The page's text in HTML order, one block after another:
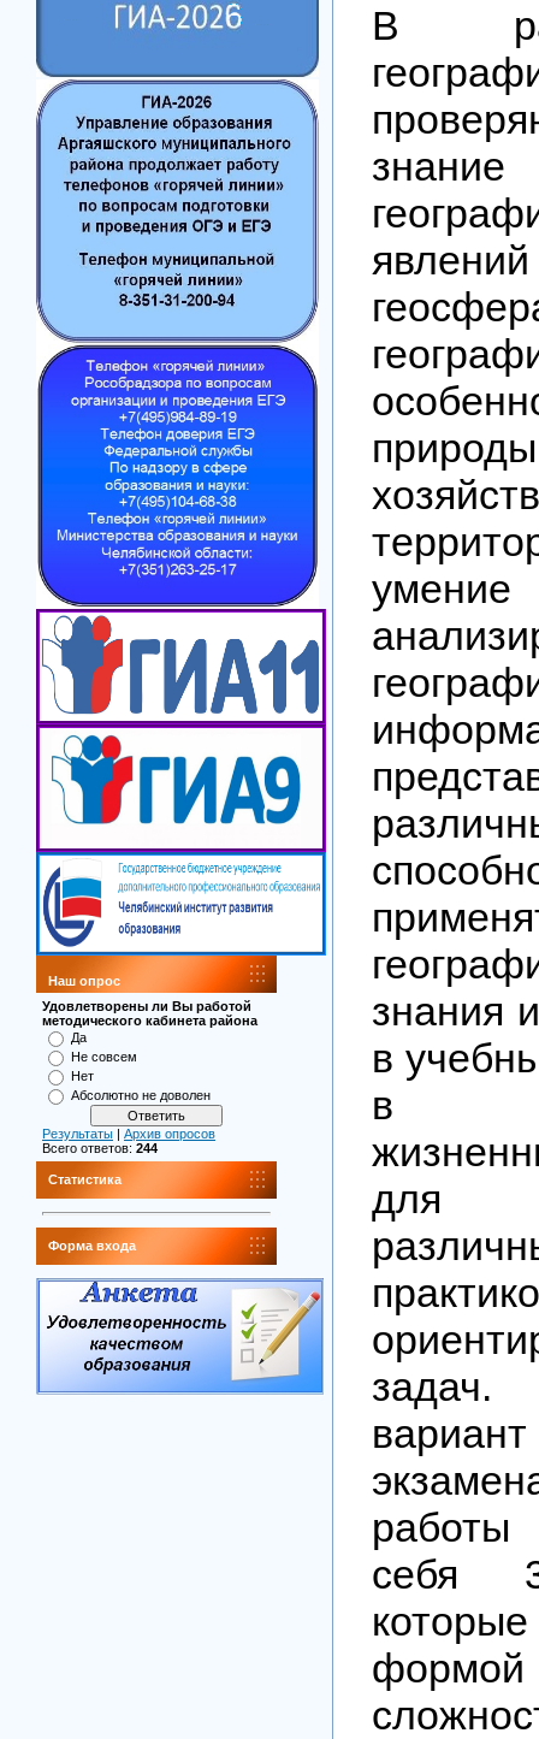
Наш опрос
Удовлетворены ли Вы работой
методического кабинета района
Да
Не совсем
Нет
Абсолютно не доволен
Результаты
Архив опросов
Всего ответов: 244
Статистика
Форма входа
В
знание
умение
знания
в
в
для
вариант
себя